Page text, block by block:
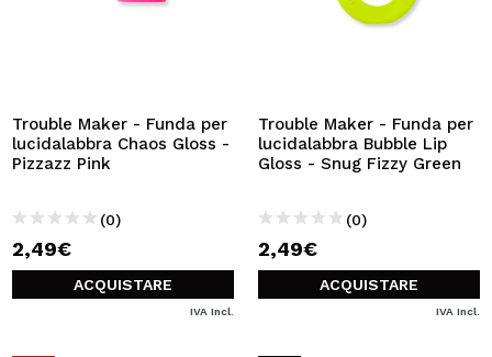
Trouble Maker - Funda per
lucidalabbra Chaos Gloss -
Pizzazz Pink
(0)
2,49€
ACQUISTARE
IVA Incl.
Trouble Maker - Funda per
lucidalabbra Bubble Lip
Gloss - Snug Fizzy Green
(0)
2,49€
ACQUISTARE
IVA Incl.